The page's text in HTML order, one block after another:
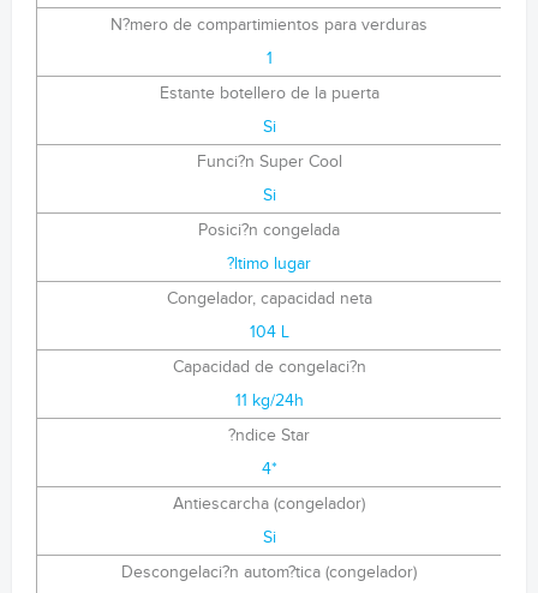
N?mero de compartimientos para verduras
1
Estante botellero de la puerta
Si
Funci?n Super Cool
Si
Posici?n congelada
?ltimo lugar
Congelador, capacidad neta
104 L
Capacidad de congelaci?n
11 kg/24h
?ndice Star
4*
Antiescarcha (congelador)
Si
Descongelaci?n autom?tica (congelador)